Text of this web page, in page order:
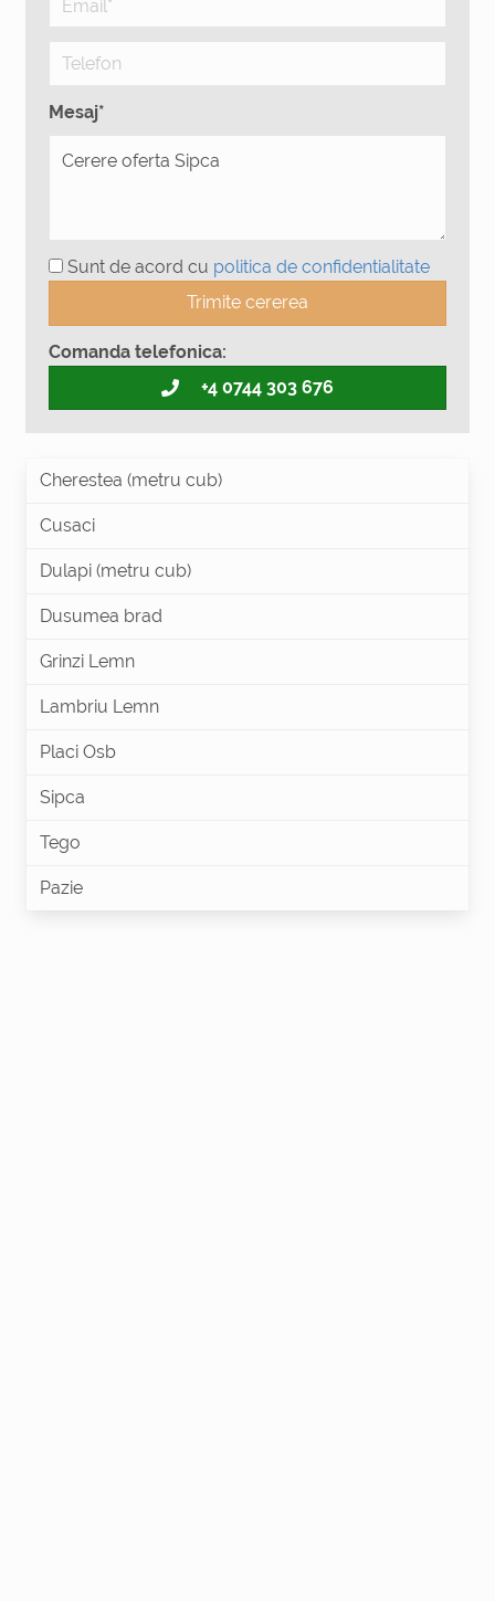
Mesaj*
Sunt de acord cu politica de confidentialitate
Trimite cererea
Comanda telefonica:
+4 0744 303 676
Cherestea (metru cub)
Cusaci
Dulapi (metru cub)
Dusumea brad
Grinzi Lemn
Lambriu Lemn
Placi Osb
Sipca
Tego
Pazie